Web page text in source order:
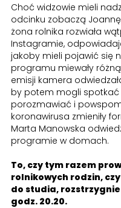
Choć widzowie mieli
odcinku zobaczą Joannę
żona rolnika rozwiała
Instagramie,
jakoby mieli pojawić się
programu miewały
emisji kamera
by potem mogli spotkać
porozmawiać i
koronawirusa zmieniły
Marta Manowska
programie w domach.
To, czy tym razem
rolnikowych rodzin,
do studia, rozstrzygnie
godz. 20.20.